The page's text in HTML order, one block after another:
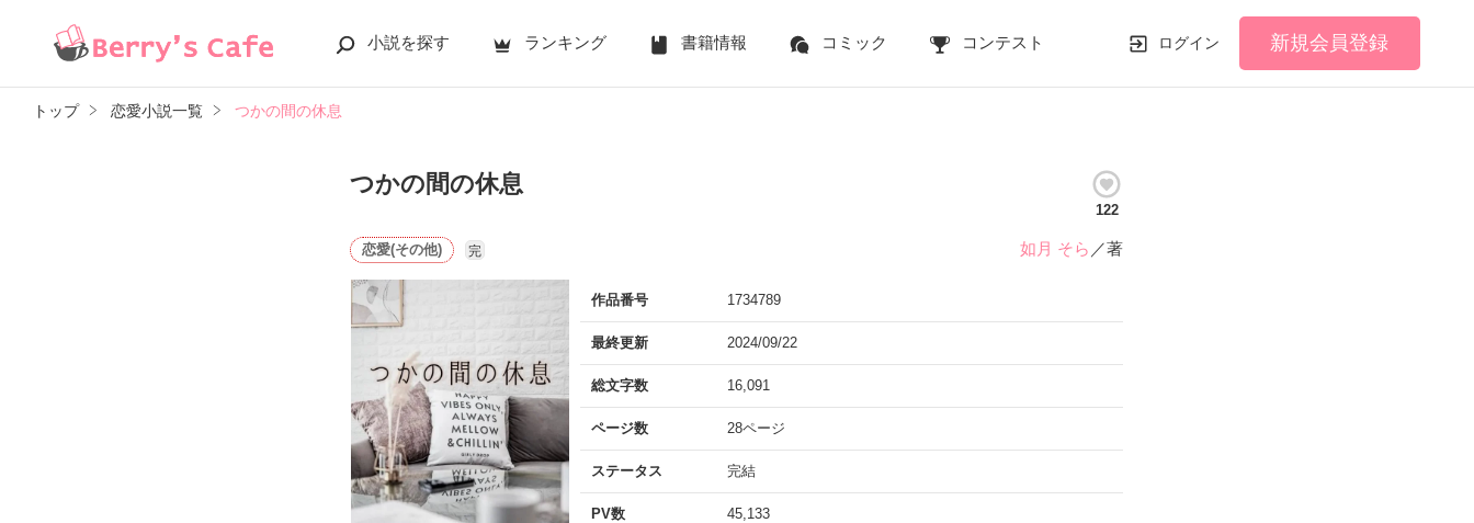
小説を探す ランキング 書籍情報 コミック コンテスト ログイン 新規会員登録
トップ 恋愛小説一覧 つかの間の休息
つかの間の休息
122
恋愛(その他) 完 如月 そら ／著
作品番号 1734789
最終更新 2024/09/22
総文字数 16,091
ページ数 28ページ
ステータス 完結
PV数 45,133